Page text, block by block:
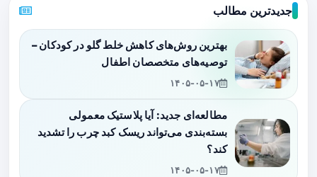
جدیدترین مطالب
بهترین روش‌های کاهش خلط گلو در کودکان –
توصیه‌های متخصصان اطفال
۱۴۰۵-۰۵-۱۷
مطالعه‌ای جدید: آیا پلاستیک معمولی
بسته‌بندی می‌تواند ریسک کبد چرب را تشدید
کند؟
۱۴۰۵-۰۵-۱۷